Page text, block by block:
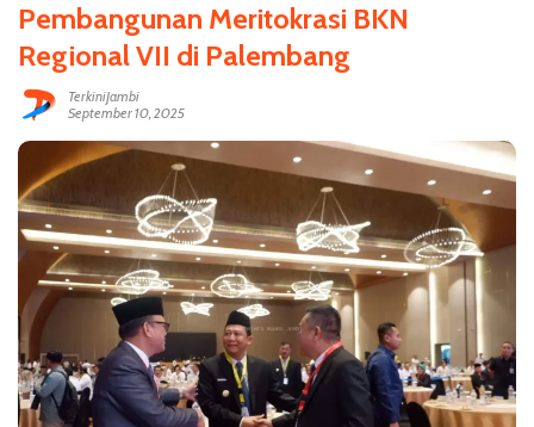
Pembangunan Meritokrasi BKN
Regional VII di Palembang
TerkiniJambi
September 10, 2025